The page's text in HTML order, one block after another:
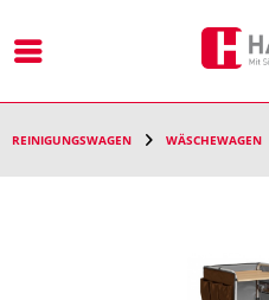
REINIGUNGSWAGEN WÄSCHEWAGEN